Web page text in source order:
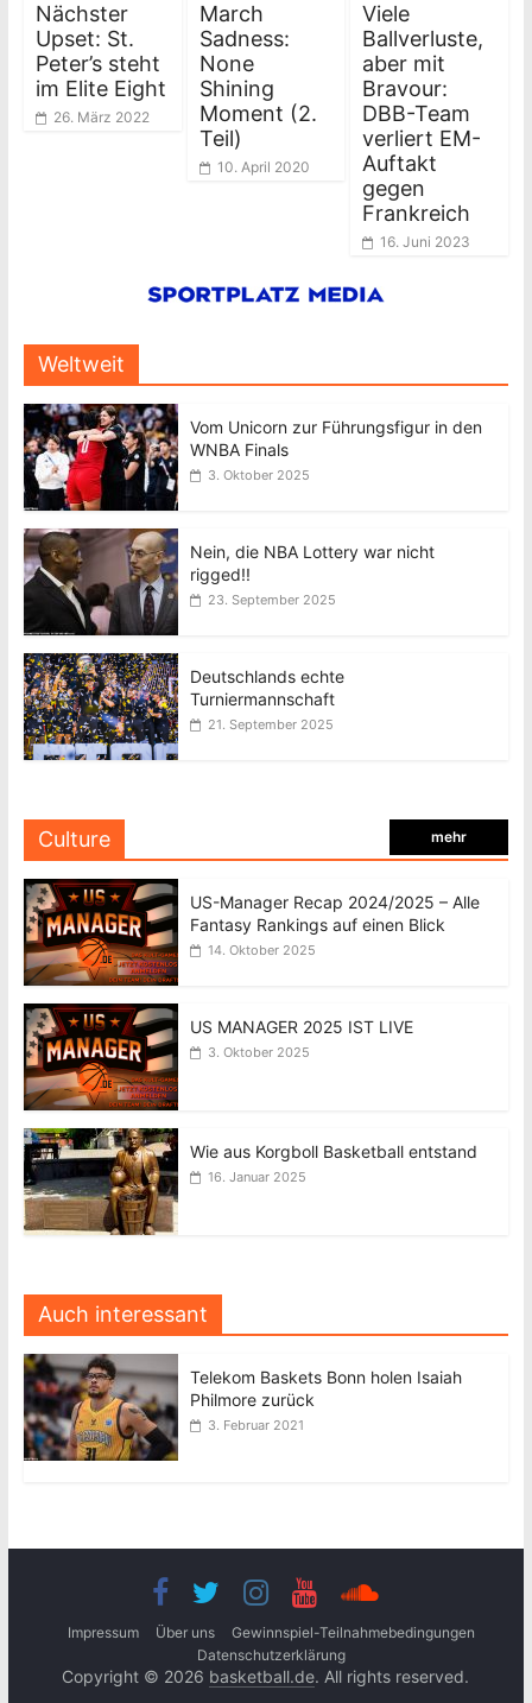
Nächster
Upset: St.
Peter’s steht
im Elite Eight
26. März 2022
March
Sadness:
None
Shining
Moment (2.
Teil)
10. April 2020
Viele
Ballverluste,
aber mit
Bravour:
DBB-Team
verliert EM-
Auftakt
gegen
Frankreich
16. Juni 2023
Weltweit
Vom Unicorn zur Führungsfigur in den
WNBA Finals
3. Oktober 2025
Nein, die NBA Lottery war nicht
rigged!!
23. September 2025
Deutschlands echte
Turniermannschaft
21. September 2025
Culture mehr
US-Manager Recap 2024/2025 – Alle
Fantasy Rankings auf einen Blick
14. Oktober 2025
US MANAGER 2025 IST LIVE
3. Oktober 2025
Wie aus Korgboll Basketball entstand
16. Januar 2025
Auch interessant
Telekom Baskets Bonn holen Isaiah
Philmore zurück
3. Februar 2021
Impressum Über uns
Gewinnspiel-Teilnahmebedingungen
Datenschutzerklärung
Copyright © 2026 basketball.de. All rights reserved.